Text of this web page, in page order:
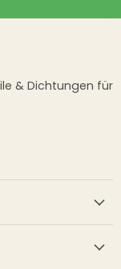
& Dichtungen für